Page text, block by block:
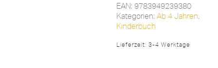
EAN: 9783949239380
Kategorien: Ab 4 Jahren,
Kinderbuch
Lieferzeit: 3-4 Werktage